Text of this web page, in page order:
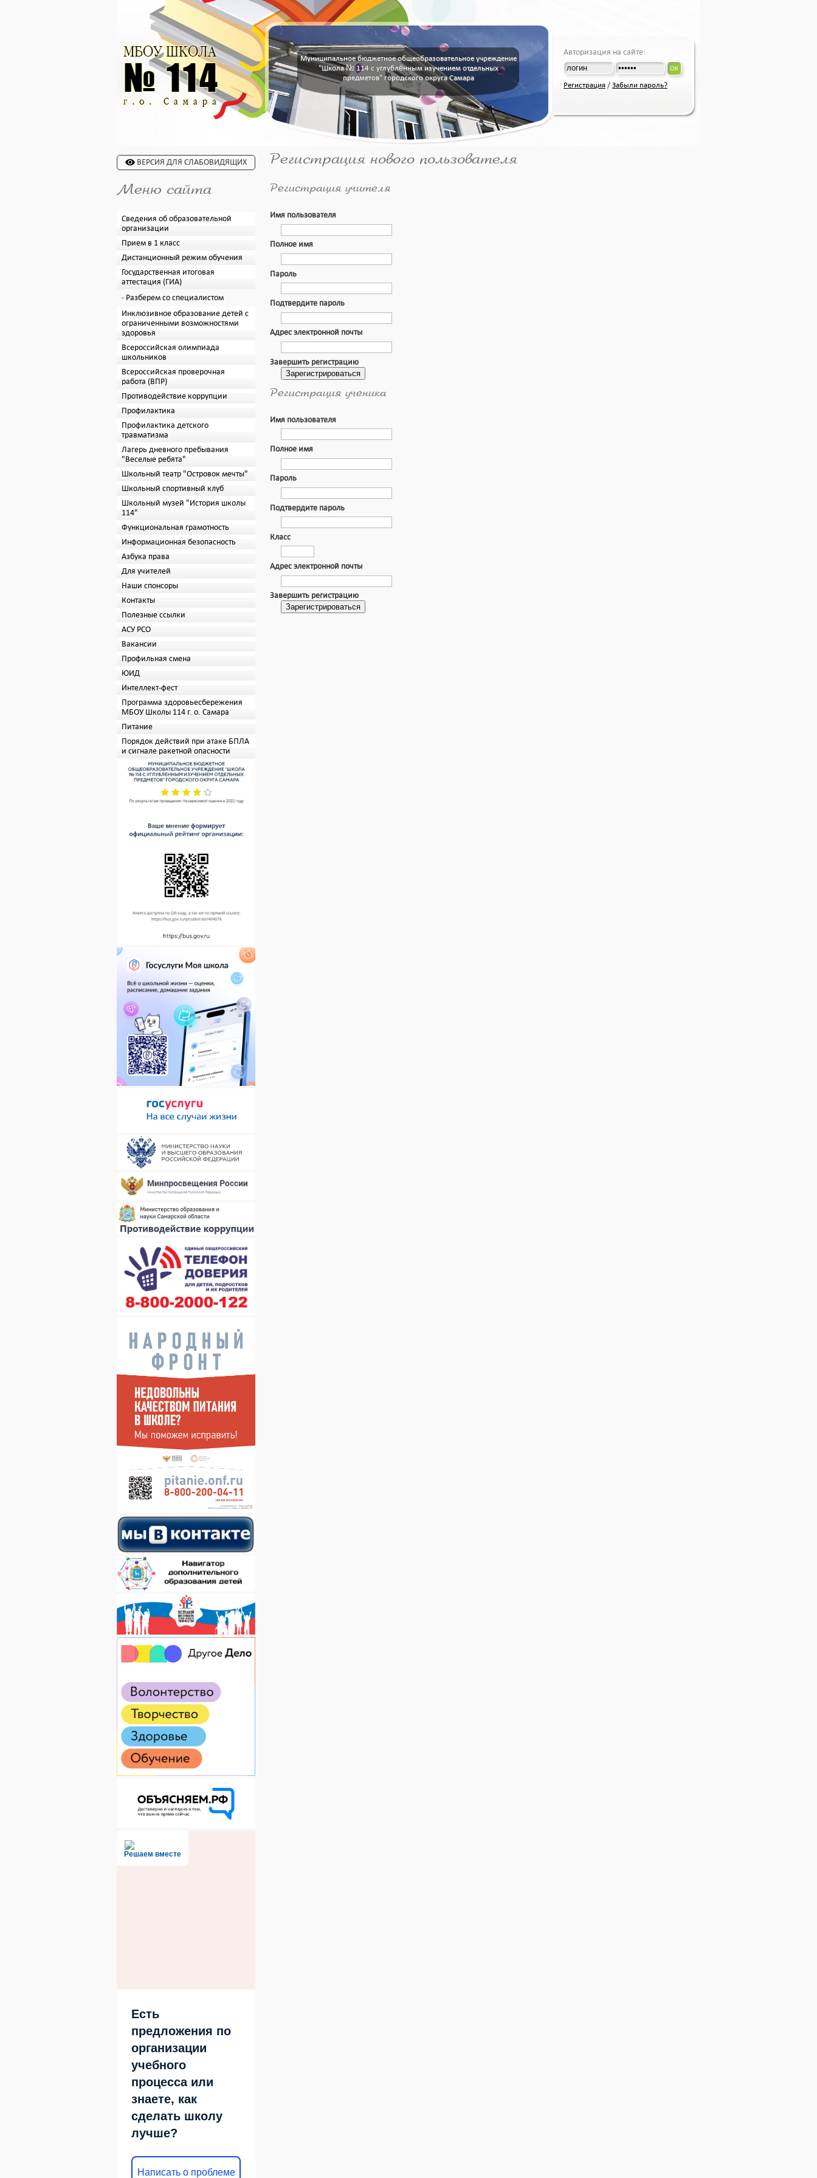
Авторизация на сайте:
ОК
Регистрация / Забыли пароль?
Муниципальное бюджетное общеобразовательное учреждение
"Школа № 114 с углублённым изучением отдельных
предметов" городского округа Самара
Регистрация нового пользователя
Регистрация учителя
Имя пользователя
Полное имя
Пароль
Подтвердите пароль
Адрес электронной почты
Завершить регистрацию
Зарегистрироваться
Регистрация ученика
Имя пользователя
Полное имя
Пароль
Подтвердите пароль
Класс
Адрес электронной почты
Завершить регистрацию
Зарегистрироваться
ВЕРСИЯ ДЛЯ СЛАБОВИДЯЩИХ
Меню сайта
Сведения об образовательной
организации
Прием в 1 класс
Дистанционный режим обучения
Государственная итоговая
аттестация (ГИА)
Разберем со специалистом
Инклюзивное образование детей с
ограниченными возможностями
здоровья
Всероссийская олимпиада
школьников
Всероссийская проверочная
работа (ВПР)
Противодействие коррупции
Профилактика
Профилактика детского
травматизма
Лагерь дневного пребывания
"Веселые ребята"
Школьный театр "Островок мечты"
Школьный спортивный клуб
Школьный музей "История школы
114"
Функциональная грамотность
Информационная безопасность
Азбука права
Для учителей
Наши спонсоры
Контакты
Полезные ссылки
АСУ РСО
Вакансии
Профильная смена
ЮИД
Интеллект-фест
Программа здоровьесбережения
МБОУ Школы 114 г. о. Самара
Питание
Порядок действий при атаке БПЛА
и сигнале ракетной опасности
Решаем вместе
Есть
предложения по
организации
учебного
процесса или
знаете, как
сделать школу
лучше?
Написать о проблеме